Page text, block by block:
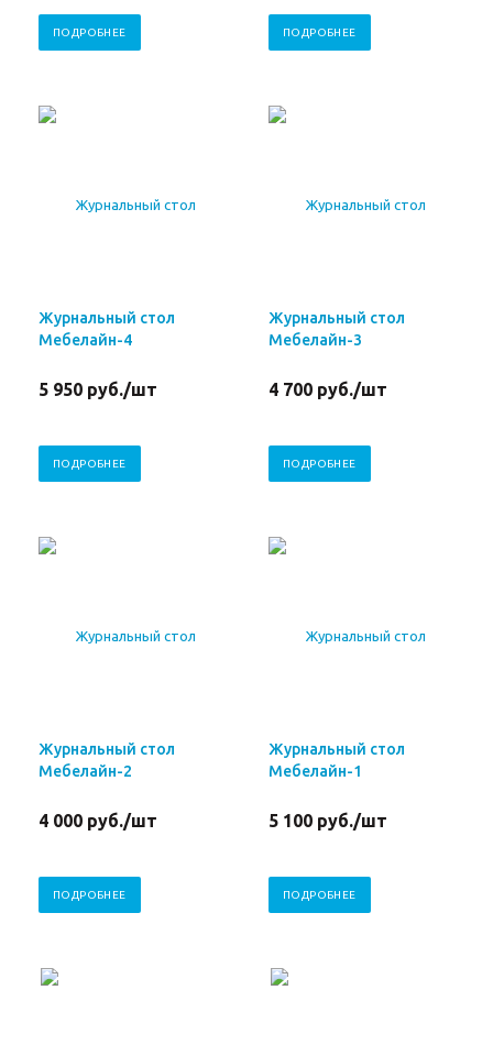
ПОДРОБНЕЕ ПОДРОБНЕЕ
Журнальный стол
Мебелайн-4
5 950 руб./шт
ПОДРОБНЕЕ
Журнальный стол
Мебелайн-3
4 700 руб./шт
ПОДРОБНЕЕ
Журнальный стол
Мебелайн-2
4 000 руб./шт
ПОДРОБНЕЕ
Журнальный стол
Мебелайн-1
5 100 руб./шт
ПОДРОБНЕЕ